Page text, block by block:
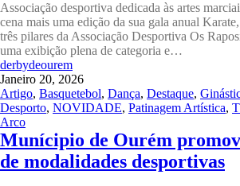
Associação desportiva dedicada às artes
cena mais uma edição da sua gala anual
três pilares da Associação Desportiva Os
uma exibição plena de categoria e…
derbydeourem
Janeiro 20, 2026
Artigo, Basquetebol, Dança, Destaque,
Desporto, NOVIDADE, Patinagem Artística,
Arco
Munícipio de Ourém
de modalidades desportivas